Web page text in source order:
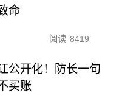
命
阅读 8419
公开化！防长一句
买账